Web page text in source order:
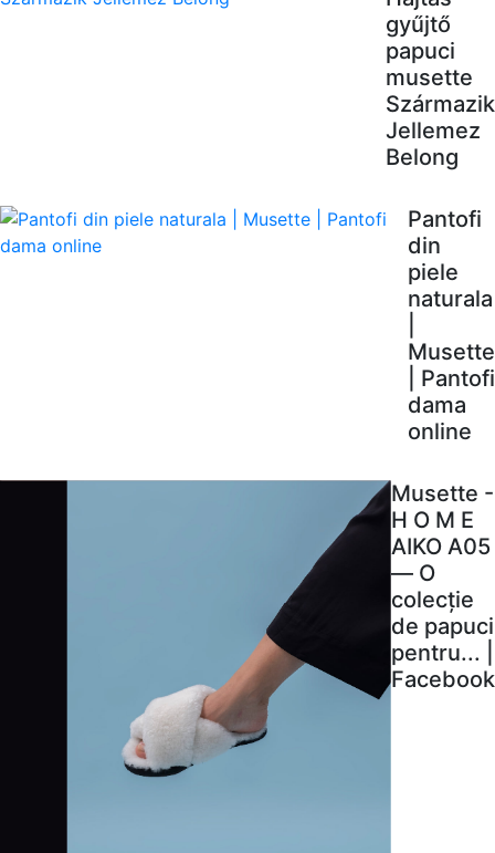
gyűjtő
papuci
musette
Származik
Jellemez
Belong
Pantofi
din
piele
naturala
Musette
| Pantofi
dama
online
Musette -
H O M E
AIKO A05
— O
colecție
de papuci
pentru... |
Facebook